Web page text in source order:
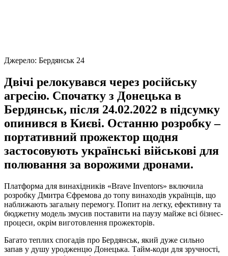
Джерело: Бердянськ 24
Двічі релокувався через російську
агресію. Спочатку з Донецька в
Бердянськ, після 24.02.2022 в підсумку
опинився в Києві. Останню розробку –
портативний прожектор щодня
застосовують українські військові для
полювання за ворожими дронами.
Платформа для винахідників «Brave Inventors» включила
розробку Дмитра Єфремова до топу винаходів українців, що
наближають загальну перемогу. Попит на легку, ефективну та
бюджетну модель змусив поставити на паузу майже всі бізнес-
процеси, окрім виготовлення прожекторів.
Багато теплих спогадів про Бердянськ, який дуже сильно
запав у душу уродженцю Донецька. Тайм-коди для зручності,